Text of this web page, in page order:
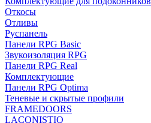
Откосы
Отливы
Руспанель
Панели RPG Basic
Звукоизоляция RPG
Панели RPG Real
Комплектующие
Панели RPG Optima
Теневые и скрытые профили
FRAMEDOORS
LACONISTIQ